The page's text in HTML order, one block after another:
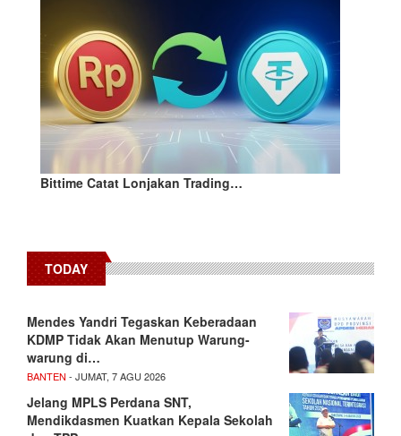
Bittime Catat Lonjakan Trading…
TODAY
Mendes Yandri Tegaskan Keberadaan
KDMP Tidak Akan Menutup Warung-
warung di…
BANTEN - JUMAT, 7 AGU 2026
Jelang MPLS Perdana SNT,
Mendikdasmen Kuatkan Kepala Sekolah